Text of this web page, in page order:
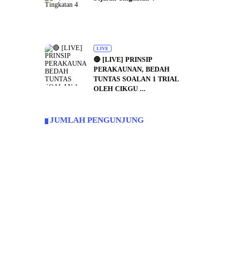
LIVE
🔴 [LIVE] PRINSIP
PERAKAUNAN, BEDAH
TUNTAS SOALAN 1 TRIAL
OLEH CIKGU ...
JUMLAH PENGUNJUNG